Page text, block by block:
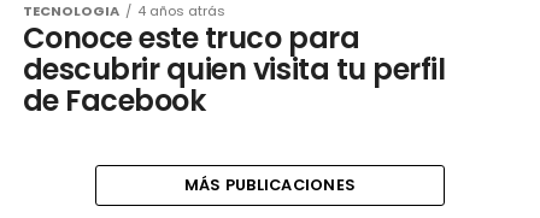
TECNOLOGIA 4 años atrás
Conoce este truco para
descubrir quien visita tu perfil
de Facebook
MÁS PUBLICACIONES